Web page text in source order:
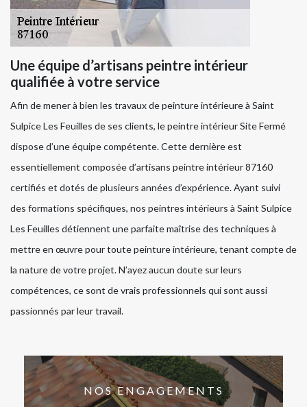
Une équipe d’artisans peintre intérieur
qualifiée à votre service
Afin de mener à bien les travaux de peinture intérieure à Saint
Sulpice Les Feuilles de ses clients, le peintre intérieur Site Fermé
dispose d’une équipe compétente. Cette dernière est
essentiellement composée d’artisans peintre intérieur 87160
certifiés et dotés de plusieurs années d’expérience. Ayant suivi
des formations spécifiques, nos peintres intérieurs à Saint Sulpice
Les Feuilles détiennent une parfaite maîtrise des techniques à
mettre en œuvre pour toute peinture intérieure, tenant compte de
la nature de votre projet. N’ayez aucun doute sur leurs
compétences, ce sont de vrais professionnels qui sont aussi
passionnés par leur travail.
NOS ENGAGEMENTS